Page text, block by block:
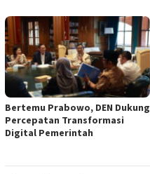
Bertemu Prabowo, DEN Dukung
Percepatan Transformasi
Digital Pemerintah